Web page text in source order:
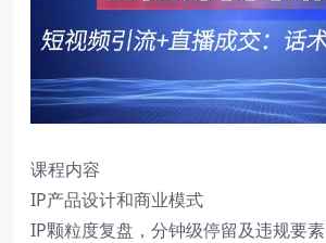
课程内容
IP产品设计和商业模式
IP颗粒度复盘，分钟级停留及违规要素